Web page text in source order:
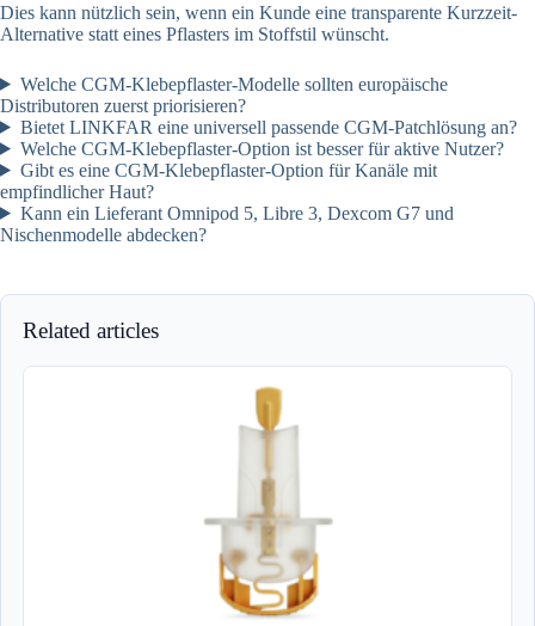
Dies kann nützlich sein, wenn ein Kunde eine transparente Kurzzeit-
Alternative statt eines Pflasters im Stoffstil wünscht.
Welche CGM-Klebepflaster-Modelle sollten europäische
Distributoren zuerst priorisieren?
Bietet LINKFAR eine universell passende CGM-Patchlösung an?
Welche CGM-Klebepflaster-Option ist besser für aktive Nutzer?
Gibt es eine CGM-Klebepflaster-Option für Kanäle mit
empfindlicher Haut?
Kann ein Lieferant Omnipod 5, Libre 3, Dexcom G7 und
Nischenmodelle abdecken?
Related articles